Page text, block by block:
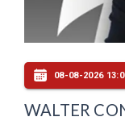
08-08-2026
WALTER